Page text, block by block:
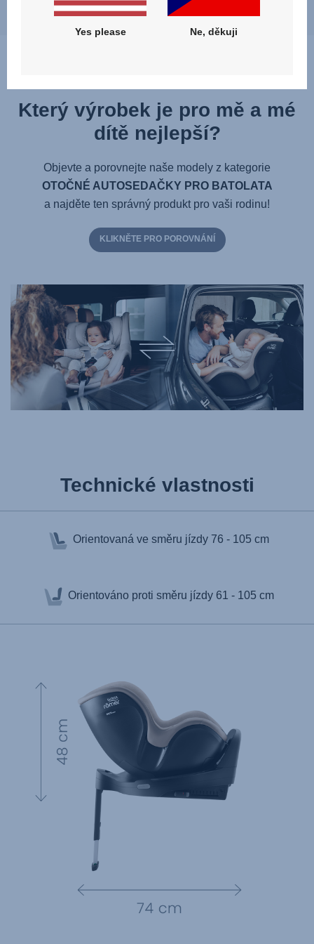
Který výrobek je pro mě a mé
dítě nejlepší?
Objevte a porovnejte naše modely z kategorie
OTOČNÉ AUTOSEDAČKY PRO BATOLATA
a najděte ten správný produkt pro vaši rodinu!
KLIKNĚTE PRO POROVNÁNÍ
Technické vlastnosti
Orientovaná ve směru jízdy 76 - 105 cm
Orientováno proti směru jízdy 61 - 105 cm
Yes please Ne, děkuji